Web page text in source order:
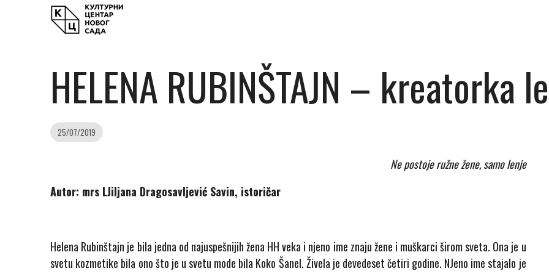
HELENA RUBINŠTAJN – kreatorka
25/07/2019
Ne postoje ružne žene, samo lenje
Autor: mrs LJiljana Dragosavljević Savin, istoričar
Helena Rubinštajn je bila jedna od najuspešnijih žena HH veka i njeno ime znaju žene i muškarci širom sveta. Ona je u
svetu kozmetike bila ono što je u svetu mode bila Koko Šanel. Živela je devedeset četiri godine. NJeno ime stajalo je